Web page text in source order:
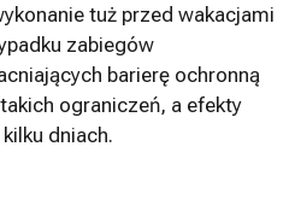
tuż przed wakacjami
zabiegów
barierę ochronną
ograniczeń, a efekty
dniach.